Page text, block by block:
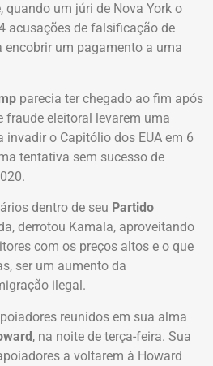
quando um júri de Nova York o
acusações de falsificação de
encobrir um pagamento a uma
parecia ter chegado ao fim após
fraude eleitoral levarem uma
o Capitólio dos EUA em 6
tentativa sem sucesso de
dentro de seu Partido
derrotou Kamala, aproveitando
com os preços altos e o que
ser um aumento da
ilegal.
reunidos em sua alma
, na noite de terça-feira. Sua
a voltarem à Howard